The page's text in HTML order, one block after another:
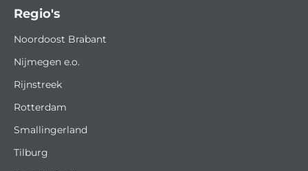
Regio's
Noordoost Brabant
Nijmegen e.o.
Rijnstreek
Rotterdam
Smallingerland
Tilburg